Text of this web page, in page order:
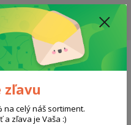
400€ - CENA MATRACU A ROŠTU
AKTUÁLNE 10-15 PRACOVNÝCH
Menu
0
zľavu
na celý náš sortiment.
a zľava je Vaša :)